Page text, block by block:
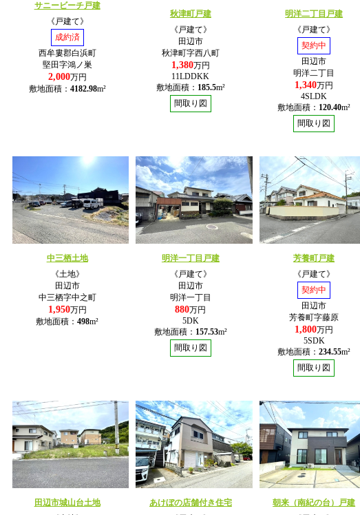
サニービーチ戸建
《戸建て》
成約済
西牟婁郡白浜町
堅田字鴻ノ巣
2,000万円
敷地面積： 4182.98m²
秋津町戸建
《戸建て》
田辺市
秋津町字西八町
1,380万円
11LDDKK
敷地面積： 185.5m²
間取り図
明洋二丁目戸建
《戸建て》
契約中
田辺市
明洋二丁目
1,340万円
4SLDK
敷地面積： 120.40m²
間取り図
中三栖土地
《土地》
田辺市
中三栖字中之町
1,950万円
敷地面積：498m²
明洋一丁目戸建
《戸建て》
田辺市
明洋一丁目
880万円
5DK
敷地面積： 157.53m²
間取り図
芳養町戸建
《戸建て》
契約中
田辺市
芳養町字藤原
1,800万円
5SDK
敷地面積：234.55m²
間取り図
田辺市城山台土地
あけぼの店舗付き住宅
朝来（南紀の台）戸建